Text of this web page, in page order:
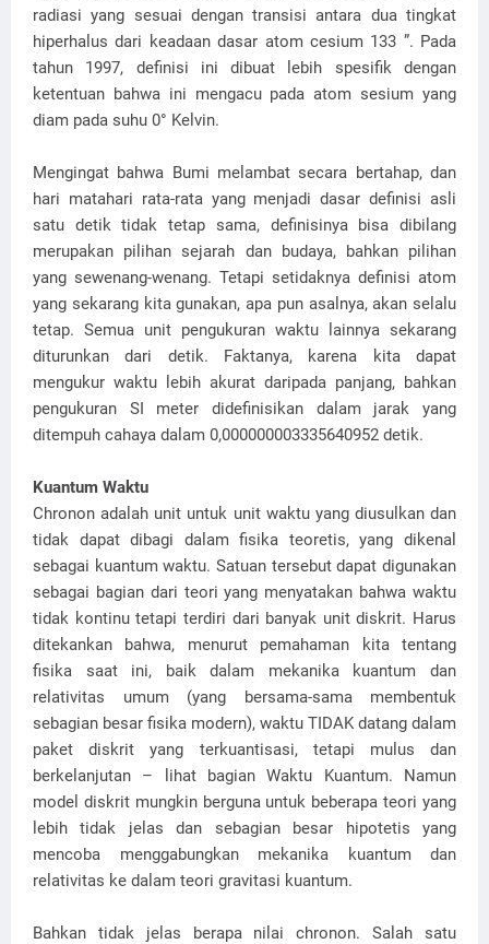
radiasi yang sesuai dengan transisi antara dua tingkat
hiperhalus dari keadaan dasar atom cesium 133 ”. Pada
tahun 1997, definisi ini dibuat lebih spesifik dengan
ketentuan bahwa ini mengacu pada atom sesium yang
diam pada suhu 0° Kelvin.
Mengingat bahwa Bumi melambat secara bertahap, dan
hari matahari rata-rata yang menjadi dasar definisi asli
satu detik tidak tetap sama, definisinya bisa dibilang
merupakan pilihan sejarah dan budaya, bahkan pilihan
yang sewenang-wenang. Tetapi setidaknya definisi atom
yang sekarang kita gunakan, apa pun asalnya, akan selalu
tetap. Semua unit pengukuran waktu lainnya sekarang
diturunkan dari detik. Faktanya, karena kita dapat
mengukur waktu lebih akurat daripada panjang, bahkan
pengukuran SI meter didefinisikan dalam jarak yang
ditempuh cahaya dalam 0,000000003335640952 detik.
Kuantum Waktu
Chronon adalah unit untuk unit waktu yang diusulkan dan
tidak dapat dibagi dalam fisika teoretis, yang dikenal
sebagai kuantum waktu. Satuan tersebut dapat digunakan
sebagai bagian dari teori yang menyatakan bahwa waktu
tidak kontinu tetapi terdiri dari banyak unit diskrit. Harus
ditekankan bahwa, menurut pemahaman kita tentang
fisika saat ini, baik dalam mekanika kuantum dan
relativitas umum (yang bersama-sama membentuk
sebagian besar fisika modern), waktu TIDAK datang dalam
paket diskrit yang terkuantisasi, tetapi mulus dan
berkelanjutan – lihat bagian Waktu Kuantum. Namun
model diskrit mungkin berguna untuk beberapa teori yang
lebih tidak jelas dan sebagian besar hipotetis yang
mencoba menggabungkan mekanika kuantum dan
relativitas ke dalam teori gravitasi kuantum.
Bahkan tidak jelas berapa nilai chronon. Salah satu